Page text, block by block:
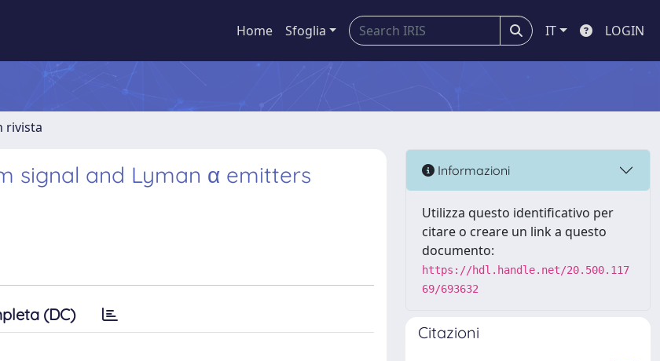
Home Sfoglia IT LOGIN
rivista
signal and Lyman α emitters
(DC)
Informazioni
Utilizza questo identificativo per
citare o creare un link a questo
documento:
https://hdl.handle.net/20.500.117
69/693632
Citazioni